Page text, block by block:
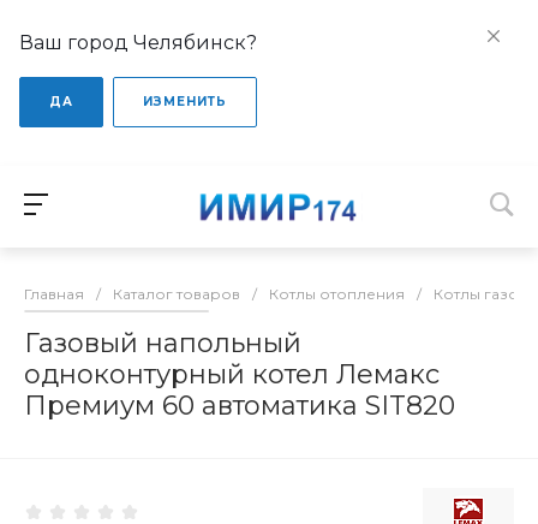
Ваш город Челябинск?
ДА ИЗМЕНИТЬ
Главная / Каталог товаров / Котлы отопления / Котлы
Газовый напольный
одноконтурный котел Лемакс
Премиум 60 автоматика SIT820